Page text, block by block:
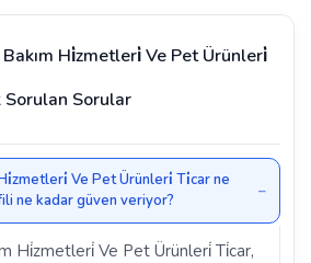
Hi̇zmetleri̇ Ve Pet Ürünleri̇
Sorulan Sorular
Ve Pet Ürünleri̇ Ti̇car ne
ne kadar güven veriyor?
Hi̇zmetleri̇ Ve Pet Ürünleri̇ Ti̇car,